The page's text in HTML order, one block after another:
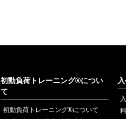
初動負荷トレーニング®につい
て
初動負荷トレーニング®について